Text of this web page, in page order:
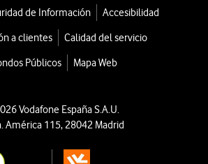
de Información
Accesibilidad
a clientes
Calidad del servicio
Públicos
Mapa Web
Vodafone España S.A.U.
América 115, 28042 Madrid